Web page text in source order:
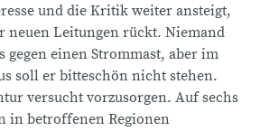
und die Kritik weiter ansteigt,
neuen Leitungen rückt. Niemand
einen Strommast, aber im
soll er bitteschön nicht stehen.
versucht vorzusorgen. Auf sechs
in betroffenen Regionen